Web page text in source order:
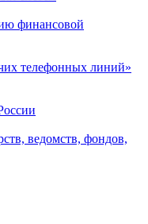
финансовой
телефонных линий»
ведомств, фондов,